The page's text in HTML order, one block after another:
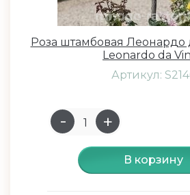
Роза штамбовая Леонардо
Leonardo da
Артикул:
В корзину